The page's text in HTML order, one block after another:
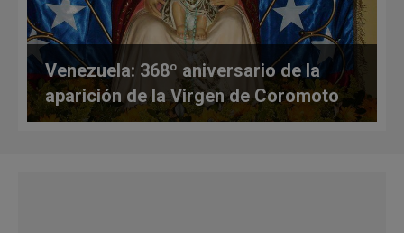
Venezuela: 368º aniversario de la
aparición de la Virgen de Coromoto